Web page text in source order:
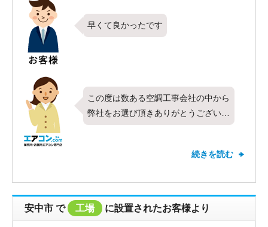
早くて良かったです
この度は数ある空調工事会社の中から
弊社をお選び頂きありがとうございま
す。今回は三菱電機製業務用エアコン
お取り付けさせて頂きました。対応や
も嬉しく思います。お褒めのお言葉も
頂戴しありがとうございます。これか
続きを読む
安中市 で 工場 に設置されたお客様より